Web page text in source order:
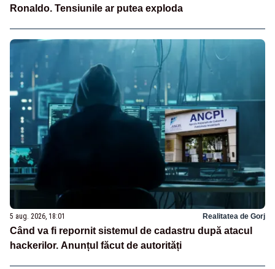
Ronaldo. Tensiunile ar putea exploda
5 aug. 2026, 18:01 Realitatea de Gorj
Când va fi repornit sistemul de cadastru după atacul
hackerilor. Anunțul făcut de autorități